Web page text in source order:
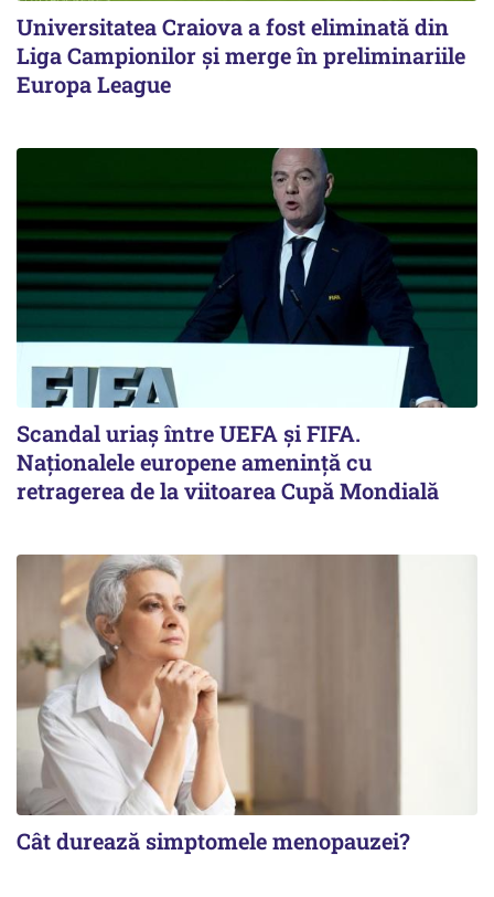
Universitatea Craiova a fost eliminată din
Liga Campionilor şi merge în preliminariile
Europa League
Scandal uriaş între UEFA şi FIFA.
Naţionalele europene ameninţă cu
retragerea de la viitoarea Cupă Mondială
Cât durează simptomele menopauzei?